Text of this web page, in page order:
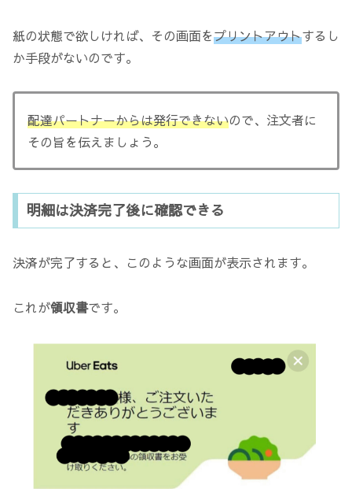
紙の状態で欲しければ、その画面をプリントアウトするし
か手段がないのです。
配達パートナーからは発行できないので、注文者に
その旨を伝えましょう。
明細は決済完了後に確認できる
決済が完了すると、このような画面が表示されます。
これが領収書です。